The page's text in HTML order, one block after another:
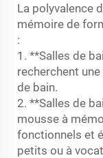
La polyvalence
mémoire de
:
1. **Salles de
recherchent
de bain.
2. **Salles de
mousse à
fonctionnels et
petits ou à